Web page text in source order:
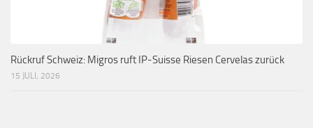
Rückruf Schweiz: Migros ruft IP-Suisse Riesen Cervelas zurück
15 JULI, 2026